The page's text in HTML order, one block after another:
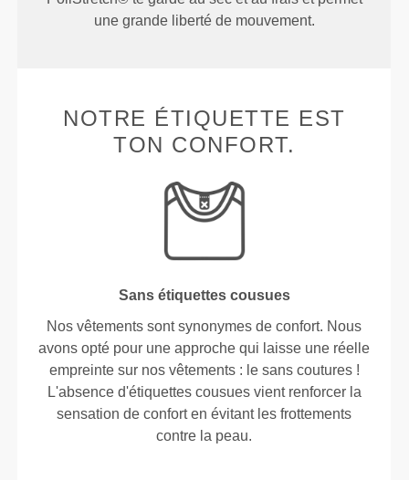
une grande liberté de mouvement.
NOTRE ÉTIQUETTE EST
TON CONFORT.
Sans étiquettes cousues
Nos vêtements sont synonymes de confort. Nous
avons opté pour une approche qui laisse une réelle
empreinte sur nos vêtements : le sans coutures !
L'absence d'étiquettes cousues vient renforcer la
sensation de confort en évitant les frottements
contre la peau.